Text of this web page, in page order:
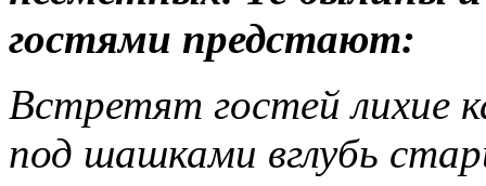
гостями предстают:
Встретят гостей лихие
под шашками вглубь